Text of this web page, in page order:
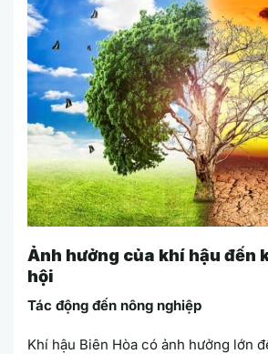
Ảnh hưởng của khí hậu đến
hội
Tác động đến nông nghiệp
Khí hậu Biên Hòa có ảnh hưởng lớn